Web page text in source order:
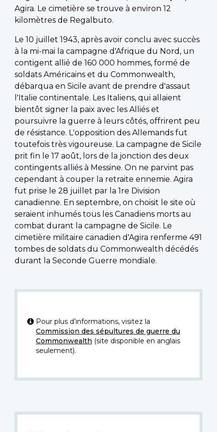
Agira. Le cimetière se trouve à environ 12
kilomètres de Regalbuto.
Le 10 juillet 1943, après avoir conclu avec succès
à la mi-mai la campagne d'Afrique du Nord, un
contigent allié de 160 000 hommes, formé de
soldats Américains et du Commonwealth,
débarqua en Sicile avant de prendre d'assaut
l'Italie continentale. Les Italiens, qui allaient
bientôt signer la paix avec les Alliés et
poursuivre la guerre à leurs côtés, offrirent peu
de résistance. L'opposition des Allemands fut
toutefois très vigoureuse. La campagne de Sicile
prit fin le 17 août, lors de la jonction des deux
contingents alliés à Messine. On ne parvint pas
cependant à couper la retraite ennemie. Agira
fut prise le 28 juillet par la 1re Division
canadienne. En septembre, on choisit le site où
seraient inhumés tous les Canadiens morts au
combat durant la campagne de Sicile. Le
cimetière militaire canadien d'Agira renferme 491
tombes de soldats du Commonwealth décédés
durant la Seconde Guerre mondiale.
Pour plus d’informations, visitez la
Commission des sépultures de guerre du
Commonwealth (site disponible en anglais
seulement).